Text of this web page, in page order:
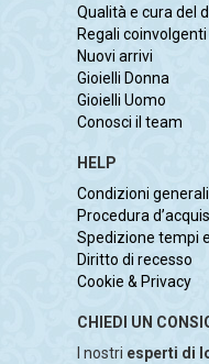
Qualità e cura del
Regali coinvolgenti
Nuovi arrivi
Gioielli Donna
Gioielli Uomo
Conosci il team
HELP
Condizioni
Procedura
Spedizione tempi
Diritto di recesso
Cookie & Privacy
CHIEDI UN
I nostri esperti di